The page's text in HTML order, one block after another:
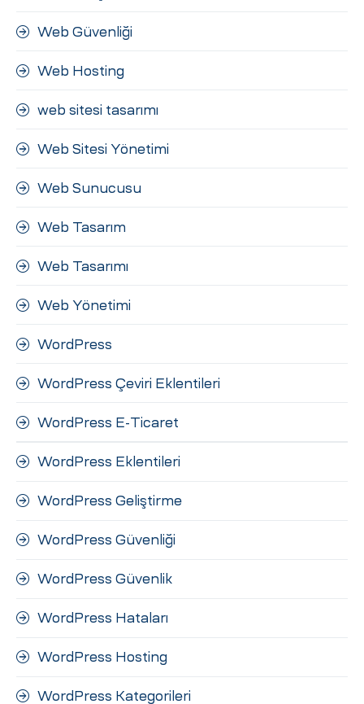
Web Güvenliği
Web Hosting
web sitesi tasarımı
Web Sitesi Yönetimi
Web Sunucusu
Web Tasarım
Web Tasarımı
Web Yönetimi
WordPress
WordPress Çeviri Eklentileri
WordPress E-Ticaret
WordPress Eklentileri
WordPress Geliştirme
WordPress Güvenliği
WordPress Güvenlik
WordPress Hataları
WordPress Hosting
WordPress Kategorileri